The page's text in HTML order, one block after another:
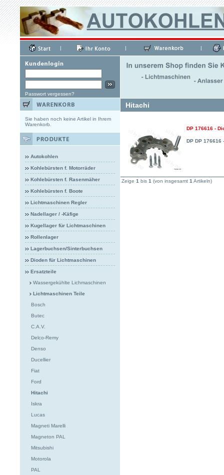
| | |
Passwort vergessen?
Sie haben noch keine Artikel in Ihrem
Warenkorb.
Autokohlen
Kohlebürsten f. Motorräder
Kohlebürsten f. Rasenmäher
Kohlebürsten f. Boote
Lichtmaschinen Regler
Nadellager / -Käfige
Kugellager für Lichtmaschinen
Rollenlager
Lagerbuchsen/Sinterbuchsen
Dioden für Lichtmaschinen
Ersatzteile
Wassergekühlte Lichmaschinen
Lichtmaschinen Teile
Bosch
Butec
C.A.V.
Delco-Remy
Denso
Ducellier
Fiat
Ford
Hitachi
Iskra
Lucas
Magneti Marelli
Magneton PAL
Mitsubishi
Motorola
PAL
Hitachi
DP 176616 -
DP DP
Zeige 1 bis 1 (von insgesamt 1 Artikeln)